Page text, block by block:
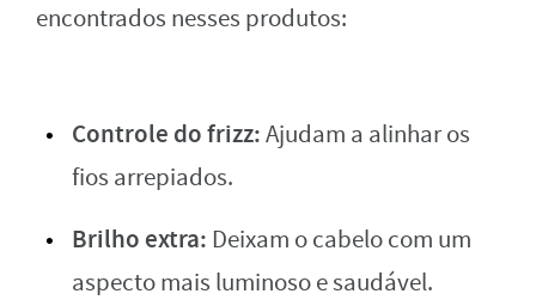
encontrados nesses produtos:
Controle do frizz:Ajudam a alinhar os
fios arrepiados.
Brilho extra: Deixam o cabelo com um
aspecto mais luminoso e saudável.